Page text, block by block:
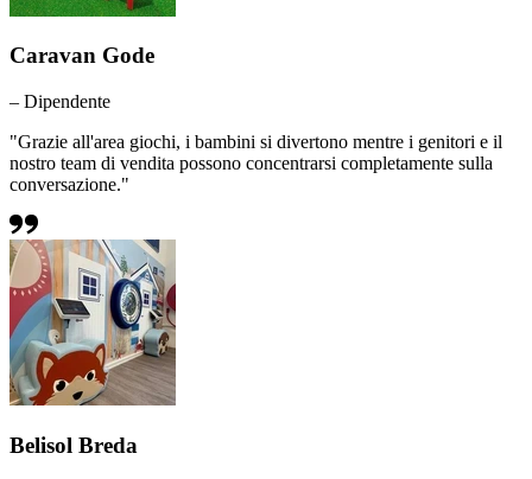
Caravan Gode
– Dipendente
"Grazie all'area giochi, i bambini si divertono mentre i genitori e il
nostro team di vendita possono concentrarsi completamente sulla
conversazione."
Belisol Breda